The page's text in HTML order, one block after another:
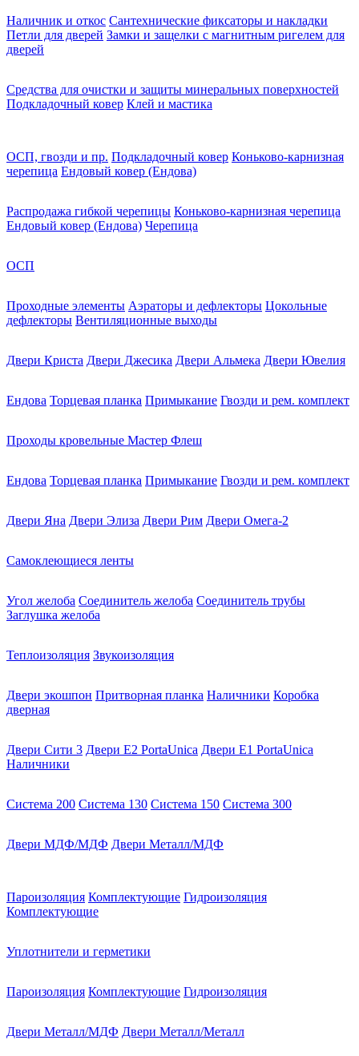
Наличник и откос Сантехнические фиксаторы и накладки
Петли для дверей Замки и защелки с магнитным ригелем для
дверей
Средства для очистки и защиты минеральных поверхностей
Подкладочный ковер Клей и мастика
ОСП, гвозди и пр. Подкладочный ковер Коньково-карнизная
черепица Ендовый ковер (Ендова)
Распродажа гибкой черепицы Коньково-карнизная черепица
Ендовый ковер (Ендова) Черепица
ОСП
Проходные элементы Аэраторы и дефлекторы Цокольные
дефлекторы Вентиляционные выходы
Двери Криста Двери Джесика Двери Альмека Двери Ювелия
Ендова Торцевая планка Примыкание Гвозди и рем. комплект
Проходы кровельные Мастер Флеш
Ендова Торцевая планка Примыкание Гвозди и рем. комплект
Двери Яна Двери Элиза Двери Рим Двери Омега-2
Самоклеющиеся ленты
Угол желоба Соединитель желоба Соединитель трубы
Заглушка желоба
Теплоизоляция Звукоизоляция
Двери экошпон Притворная планка Наличники Коробка
дверная
Двери Сити 3 Двери E2 PortaUnica Двери E1 PortaUnica
Наличники
Система 200 Система 130 Система 150 Система 300
Двери МДФ/МДФ Двери Металл/МДФ
Пароизоляция Комплектующие Гидроизоляция
Комплектующие
Уплотнители и герметики
Пароизоляция Комплектующие Гидроизоляция
Двери Металл/МДФ Двери Металл/Металл